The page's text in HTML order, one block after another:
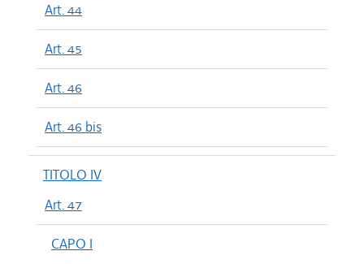
Art. 44
Art. 45
Art. 46
Art. 46 bis
TITOLO IV
Art. 47
CAPO I